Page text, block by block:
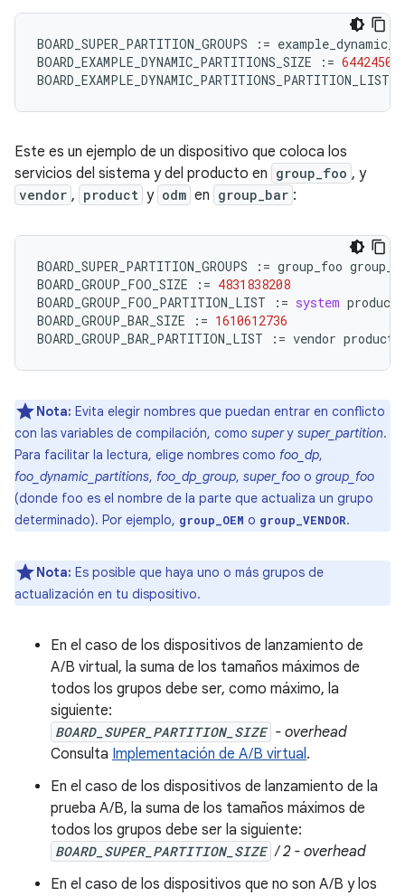
BOARD_SUPER_PARTITION_GROUPS :=
BOARD_EXAMPLE_DYNAMIC_PARTITIONS_SIZE
:=
BOARD_EXAMPLE_DYNAMIC_PARTITIONS_PARTITION_LIST
Este es un ejemplo de un dispositivo que coloca los
servicios del sistema y del producto en group_foo , y
vendor , product y odm en group_bar :
BOARD_SUPER_PARTITION_GROUPS := group_foo
BOARD_GROUP_FOO_SIZE
:= 4831838208
BOARD_GROUP_FOO_PARTITION_LIST
:= system
BOARD_GROUP_BAR_SIZE
:= 1610612736
BOARD_GROUP_BAR_PARTITION_LIST
:= vendor product
Nota: Evita elegir nombres que puedan entrar en conflicto
con las variables de compilación, como supery super_partition.
Para facilitar la lectura, elige nombres como foo_dp,
foo_dynamic_partitions, foo_dp_group, super_foo o group_foo
(donde foo es el nombre de la parte que actualiza un grupo
determinado). Por ejemplo, group_OEM o group_VENDOR.
Nota: Es posible que haya uno o más grupos de
actualización en tu dispositivo.
En el caso de los dispositivos de lanzamiento de
A/B virtual, la suma de los tamaños máximos de
todos los grupos debe ser, como máximo, la
siguiente:
BOARD_SUPER_PARTITION_SIZE - overhead
Consulta Implementación de A/B virtual.
En el caso de los dispositivos de lanzamiento de la
prueba A/B, la suma de los tamaños máximos de
todos los grupos debe ser la siguiente:
BOARD_SUPER_PARTITION_SIZE / 2 - overhead
En el caso de los dispositivos que no son A/B y los